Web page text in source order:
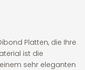
Platten, die Ihre
ist die
sehr eleganten